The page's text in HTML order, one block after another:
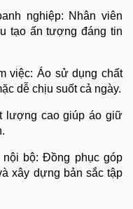
nghiệp: Nhân viên
tạo ấn tượng đáng tin
việc: Áo sử dụng chất
dễ chịu suốt cả ngày.
lượng cao giúp áo giữ
bộ: Đồng phục góp
xây dựng bản sắc tập